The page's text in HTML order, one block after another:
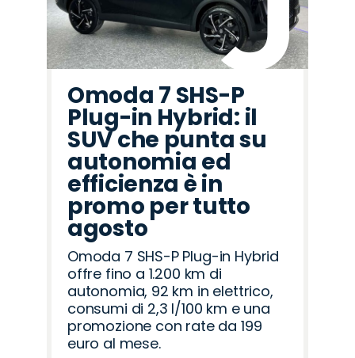
Omoda 7 SHS-P
Plug-in Hybrid: il
SUV che punta su
autonomia ed
efficienza è in
promo per tutto
agosto
Omoda 7 SHS-P Plug-in Hybrid
offre fino a 1.200 km di
autonomia, 92 km in elettrico,
consumi di 2,3 l/100 km e una
promozione con rate da 199
euro al mese.